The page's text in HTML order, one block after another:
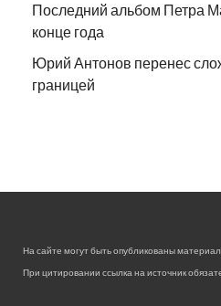
Последний альбом Петра
конце года
Юрий Антонов перенес
границей
На сайте могут быть опубликованы
При цитировании ссылка на источник